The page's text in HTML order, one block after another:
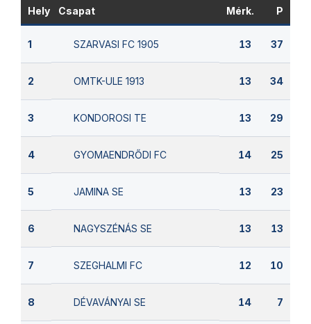
Hely Csapat Mérk. P
1 SZARVASI FC 1905 13 37
2 OMTK-ULE 1913 13 34
3 KONDOROSI TE 13 29
4 GYOMAENDRŐDI FC 14 25
5 JAMINA SE 13 23
6 NAGYSZÉNÁS SE 13 13
7 SZEGHALMI FC 12 10
8 DÉVAVÁNYAI SE 14 7